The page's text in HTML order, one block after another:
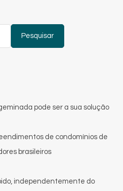
Pesquisar
pode ser a sua solução
de condomínios de
brasileiros
independentemente do